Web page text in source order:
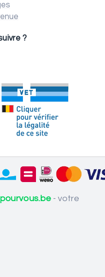
?
pourvous.be - votre